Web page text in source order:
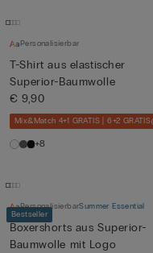
Personalisierbar
T-Shirt aus elastischer
Superior-Baumwolle
€ 9,90
Mix&Match 4+1 GRATIS | 6+2 GRATIS
+8
Bestseller
PersonalisierbarSummer Essential
Boxershorts aus Superior-
Baumwolle mit Logo